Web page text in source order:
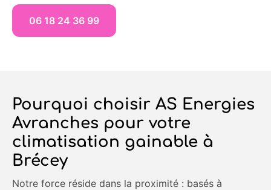
06 18 24 36 99
Pourquoi choisir AS Energies
Avranches pour votre
climatisation gainable à
Brécey
Notre force réside dans la proximité : basés à